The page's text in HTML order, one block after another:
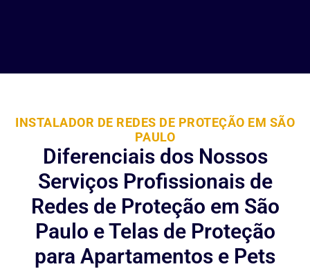
INSTALADOR DE REDES DE PROTEÇÃO EM SÃO
PAULO
Diferenciais dos Nossos
Serviços Profissionais de
Redes de Proteção em São
Paulo e Telas de Proteção
para Apartamentos e Pets